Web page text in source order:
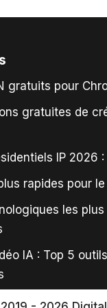
gratuits pour
gratuites de
IP 2026
rapides pour
les
IA : Top 5